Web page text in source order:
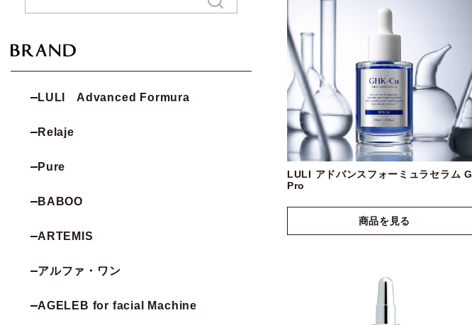
LULI アドバンスフォーミュラセラム G
Pro
LULI Advanced Formura
Relaje
Pure
BABOO
ARTEMIS
アルファ・ワン
AGELEB for facial Machine